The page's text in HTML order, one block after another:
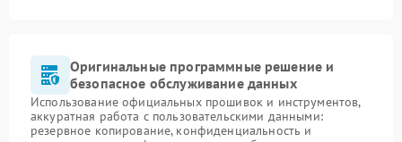
Оригинальные программные решение и
безопасное обслуживание данных
Использование официальных прошивок и инструментов,
аккуратная работа с пользовательскими данными:
резервное копирование, конфиденциальность и